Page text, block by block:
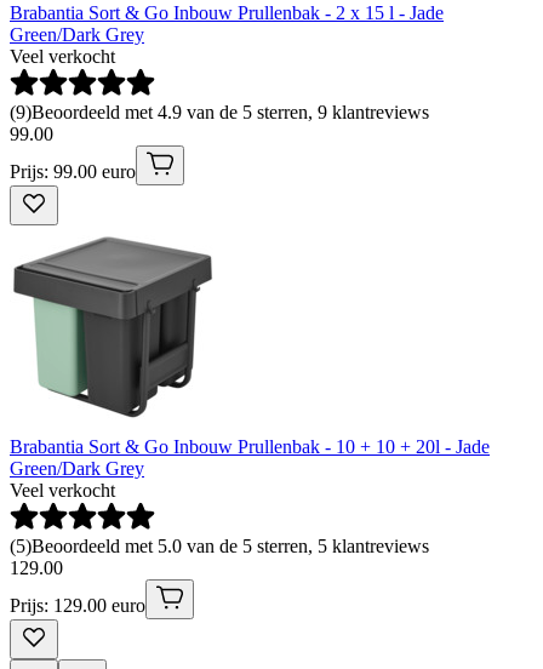
Brabantia Sort & Go Inbouw Prullenbak - 2 x 15 l - Jade
Green/Dark Grey
Veel verkocht
(9)Beoordeeld met 4.9 van de 5 sterren, 9 klantreviews
99.00
Prijs: 99.00 euro
Brabantia Sort & Go Inbouw Prullenbak - 10 + 10 + 20l - Jade
Green/Dark Grey
Veel verkocht
(5)Beoordeeld met 5.0 van de 5 sterren, 5 klantreviews
129.00
Prijs: 129.00 euro